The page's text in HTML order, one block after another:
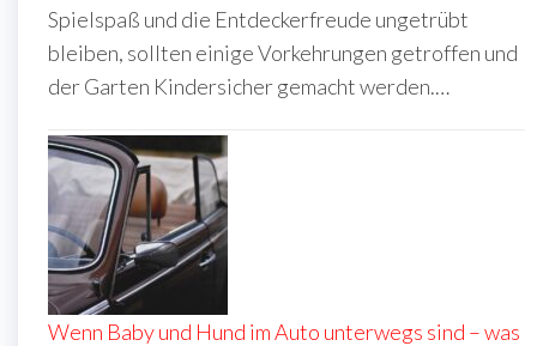
Spielspaß und die Entdeckerfreude ungetrübt
bleiben, sollten einige Vorkehrungen getroffen und
der Garten Kindersicher gemacht werden.…
Wenn Baby und Hund im Auto unterwegs sind – was